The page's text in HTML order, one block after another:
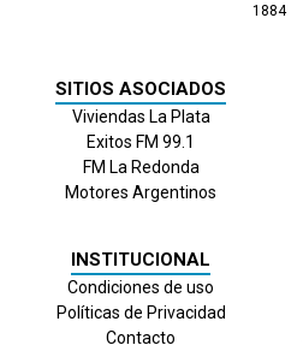
1884
SITIOS ASOCIADOS
Viviendas La Plata
Exitos FM 99.1
FM La Redonda
Motores Argentinos
INSTITUCIONAL
Condiciones de uso
Políticas de Privacidad
Contacto